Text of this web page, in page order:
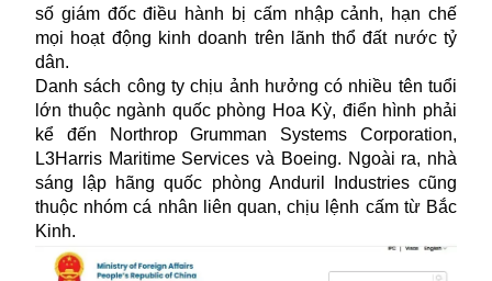
số giám đốc điều hành bị cấm nhập cảnh, hạn chế
mọi hoạt động kinh doanh trên lãnh thổ đất nước tỷ
dân.
Danh sách công ty chịu ảnh hưởng có nhiều tên tuổi
lớn thuộc ngành quốc phòng Hoa Kỳ, điển hình phải
kể đến Northrop Grumman Systems Corporation,
L3Harris Maritime Services và Boeing. Ngoài ra, nhà
sáng lập hãng quốc phòng Anduril Industries cũng
thuộc nhóm cá nhân liên quan, chịu lệnh cấm từ Bắc
Kinh.